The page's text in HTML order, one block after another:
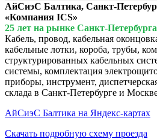
АйСиэС Балтика, Санкт-
«Компания ICS»
25 лет на рынке Санкт-Петербурга
Кабель, провод, кабельная
кабельные лотки, короба, трубы,
структурированных кабельных
системы, комплектация
приборы, инструмент,
склада в Санкт-Петербурге и
АйСиэС Балтика на Яндекс-картах
Скачать подробную схему проезда